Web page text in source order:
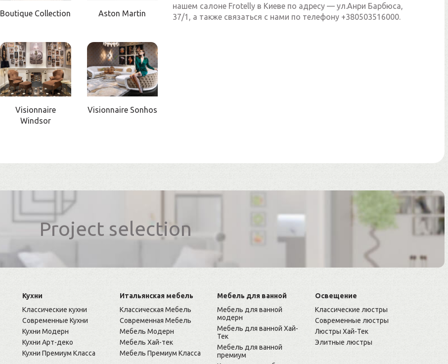
Boutique Collection Aston Martin
Visionnaire
Windsor
Visionnaire Sonhos
нашем салоне Frotelly в Киеве по адресу — ул.Анри Барбюса,
37/1, а также связаться с нами по телефону +380503516000.
Project selection
Кухни
Классические кухни
Современные Кухни
Кухни Модерн
Кухни Арт-деко
Кухни Премиум Класса
Итальянская мебель
Классическая Мебель
Современная Мебель
Мебель Модерн
Мебель Хай-тек
Мебель Премиум Класса
Мебель для ванной
Мебель для ванной
модерн
Мебель для ванной Хай-
Тек
Мебель для ванной
премиум
Освещение
Классические люстры
Современные люстры
Люстры Хай-Тек
Элитные люстры